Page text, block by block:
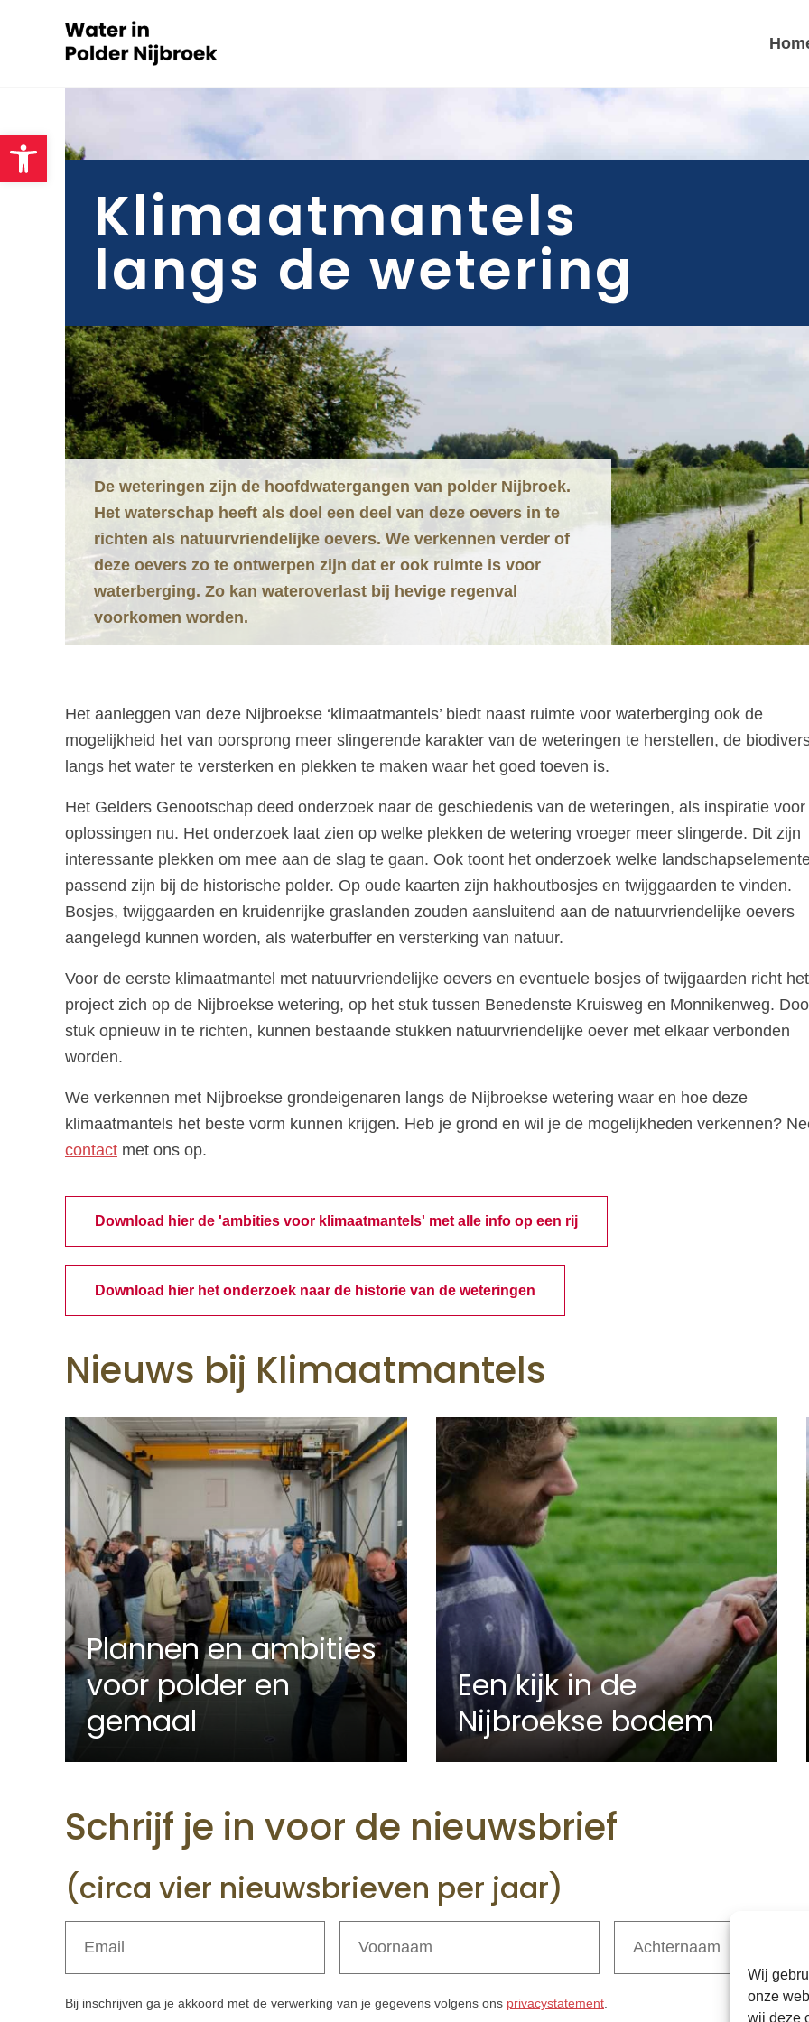
Toolbar openen
Wij
onze
wij deze
Klimaatmantels
langs de wetering​
De weteringen zijn de hoofdwatergangen van polder Nijbroek.
Het waterschap heeft als doel een deel van deze oevers in te
richten als natuurvriendelijke oevers. We verkennen verder of
deze oevers zo te ontwerpen zijn dat er ook ruimte is voor
waterberging. Zo kan wateroverlast bij hevige regenval
voorkomen worden.
Het aanleggen van deze Nijbroekse ‘klimaatmantels’ biedt naast ruimte voor waterberging ook de
mogelijkheid het van oorsprong meer slingerende karakter van de weteringen te herstellen, de
langs het water te versterken en plekken te maken waar het goed toeven is.
Het Gelders Genootschap deed onderzoek naar de geschiedenis van de weteringen, als inspiratie voor
oplossingen nu. Het onderzoek laat zien op welke plekken de wetering vroeger meer slingerde. Dit zijn
interessante plekken om mee aan de slag te gaan. Ook toont het onderzoek welke
passend zijn bij de historische polder. Op oude kaarten zijn hakhoutbosjes en twijggaarden te vinden.
Bosjes, twijggaarden en kruidenrijke graslanden zouden aansluitend aan de natuurvriendelijke oevers
aangelegd kunnen worden, als waterbuffer en versterking van natuur.
Voor de eerste klimaatmantel met natuurvriendelijke oevers en eventuele bosjes of twijgaarden richt het
project zich op de Nijbroekse wetering, op het stuk tussen Benedenste Kruisweg en Monnikenweg.
stuk opnieuw in te richten, kunnen bestaande stukken natuurvriendelijke oever met elkaar verbonden
worden.
We verkennen met Nijbroekse grondeigenaren langs de Nijbroekse wetering waar en hoe deze
klimaatmantels het beste vorm kunnen krijgen. Heb je grond en wil je de mogelijkheden verkennen?
contact met ons op.
Download hier de 'ambities voor klimaatmantels' met alle info op een rij
Download hier het onderzoek naar de historie van de weteringen
Nieuws bij Klimaatmantels
Plannen en ambities
voor polder en
gemaal
Een kijk in de
Nijbroekse bodem
Schrijf je in voor de nieuwsbrief
(circa vier nieuwsbrieven per jaar)
Bij inschrijven ga je akkoord met de verwerking van je gegevens volgens ons privacystatement